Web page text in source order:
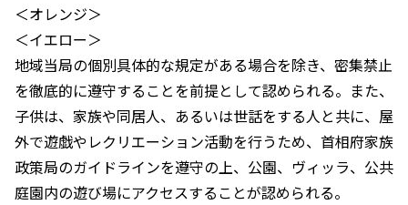
＜オレンジ＞
＜イエロー＞
地域当局の個別具体的な規定がある場合を除き、密集禁止
を徹底的に遵守することを前提として認められる。また、
子供は、家族や同居人、あるいは世話をする人と共に、屋
外で遊戯やレクリエーション活動を行うため、首相府家族
政策局のガイドラインを遵守の上、公園、ヴィッラ、公共
庭園内の遊び場にアクセスすることが認められる。